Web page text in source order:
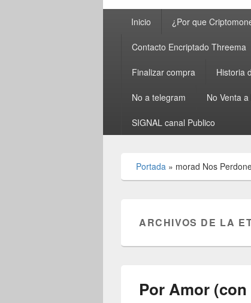
principalInicio ¿Por que
Contacto Encriptado Threema
Finalizar compra Historia
No a telegram No Venta
SIGNAL canal Publico
Portada » morad Nos
ARCHIVOS DE LA
Por Amor